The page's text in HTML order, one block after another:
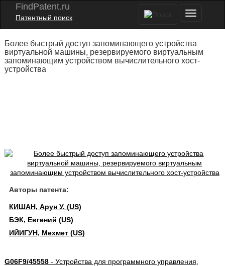
FindPatent.ru
Патентный поиск
Более быстрый доступ запоминающего устройства
виртуальной машины, резервируемого виртуальным
запоминающим устройством вычислительного хост-
устройства
Авторы патента:
КИШАН, Арун У. (US)
БЭК, Евгений (US)
ИЙИГУН, Мехмет (US)
G06F9/45558- Устройства для программного управления,